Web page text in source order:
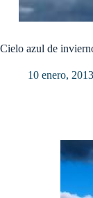
Cielo azul de
10 enero, 2013